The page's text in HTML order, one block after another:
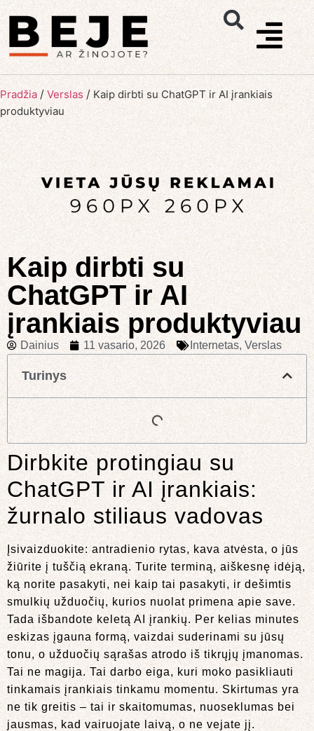
Pradžia / Verslas / Kaip dirbti su ChatGPT ir AI įrankiais
produktyviau
Kaip dirbti su
ChatGPT ir AI
įrankiais produktyviau
Dainius 11 vasario, 2026 Internetas, Verslas
Turinys
Dirbkite protingiau su
ChatGPT ir AI įrankiais:
žurnalo stiliaus vadovas
Įsivaizduokite: antradienio rytas, kava atvėsta, o jūs
žiūrite į tuščią ekraną. Turite terminą, aiškesnę idėją,
ką norite pasakyti, nei kaip tai pasakyti, ir dešimtis
smulkių užduočių, kurios nuolat primena apie save.
Tada išbandote keletą AI įrankių. Per kelias minutes
eskizas įgauna formą, vaizdai suderinami su jūsų
tonu, o užduočių sąrašas atrodo iš tikrųjų įmanomas.
Tai ne magija. Tai darbo eiga, kuri moko pasikliauti
tinkamais įrankiais tinkamu momentu. Skirtumas yra
ne tik greitis – tai ir skaitomumas, nuoseklumas bei
jausmas, kad vairuojate laivą, o ne vejate jį.